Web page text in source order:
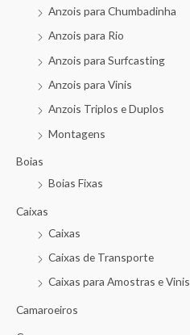
Anzois para Chumbadinha
Anzois para Rio
Anzois para Surfcasting
Anzois para Vinis
Anzois Triplos e Duplos
Montagens
Boias
Boias Fixas
Caixas
Caixas
Caixas de Transporte
Caixas para Amostras e Vinis
Camaroeiros